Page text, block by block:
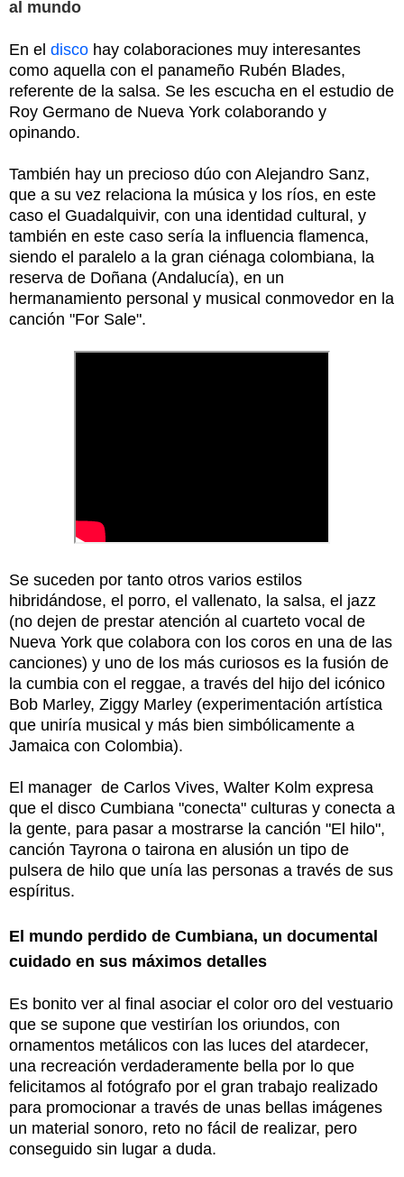
al mundo
En el disco hay colaboraciones muy interesantes
como aquella con el panameño Rubén Blades,
referente de la salsa. Se les escucha en el estudio de
Roy Germano de Nueva York colaborando y
opinando.
También hay un precioso dúo con Alejandro Sanz,
que a su vez relaciona la música y los ríos, en este
caso el Guadalquivir, con una identidad cultural, y
también en este caso sería la influencia flamenca,
siendo el paralelo a la gran ciénaga colombiana, la
reserva de Doñana (Andalucía), en un
hermanamiento personal y musical conmovedor en la
canción "For Sale".
Se suceden por tanto otros varios estilos
hibridándose, el porro, el vallenato, la salsa, el jazz
(no dejen de prestar atención al cuarteto vocal de
Nueva York que colabora con los coros en una de las
canciones) y uno de los más curiosos es la fusión de
la cumbia con el reggae, a través del hijo del icónico
Bob Marley, Ziggy Marley (experimentación artística
que uniría musical y más bien simbólicamente a
Jamaica con Colombia).
El manager de Carlos Vives, Walter Kolm expresa
que el disco Cumbiana "conecta" culturas y conecta a
la gente, para pasar a mostrarse la canción "El hilo",
canción Tayrona o tairona en alusión un tipo de
pulsera de hilo que unía las personas a través de sus
espíritus.
El mundo perdido de Cumbiana, un documental
cuidado en sus máximos detalles
Es bonito ver al final asociar el color oro del vestuario
que se supone que vestirían los oriundos, con
ornamentos metálicos con las luces del atardecer,
una recreación verdaderamente bella por lo que
felicitamos al fotógrafo por el gran trabajo realizado
para promocionar a través de unas bellas imágenes
un material sonoro, reto no fácil de realizar, pero
conseguido sin lugar a duda.